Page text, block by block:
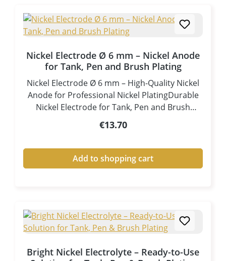
Nickel Electrode Ø 6 mm – Nickel Anode
for Tank, Pen and Brush Plating
Nickel Electrode Ø 6 mm – High-Quality Nickel
Anode for Professional Nickel PlatingDurable
Nickel Electrode for Tank, Pen and Brush
PlatingThe Nickel Electrode Ø 6 mm (BMG-012)
is a high-quality anode made from almost pure
galvanic nickel plating processes. It provides a
controlled and stable supply of nickel ions to
and brush (tampon) plating and is an essential
accessory for professional nickel electroplating
quality, almost pure nickelControlled and
Regular price:
€13.70
Add to shopping cart
Bright Nickel Electrolyte – Ready-to-Use